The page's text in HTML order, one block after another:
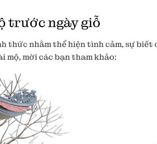
trước ngày giỗ
thức nhằm thể hiện tình cảm, sự
mộ, mời các bạn tham khảo: